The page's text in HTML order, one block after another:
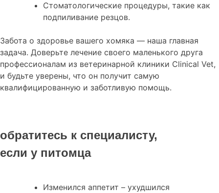
Стоматологические процедуры, такие как
подпиливание резцов.
Забота о здоровье вашего хомяка — наша главная
задача. Доверьте лечение своего маленького друга
профессионалам из ветеринарной клиники Clinical Vet,
и будьте уверены, что он получит самую
квалифицированную и заботливую помощь.
обратитесь к специалисту,
если у питомца
Изменился аппетит – ухудшился